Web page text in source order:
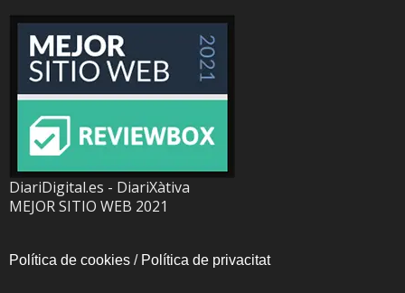
DiariDigital.es - DiariXàtiva
MEJOR SITIO WEB 2021
Política de cookies / Política de privacitat